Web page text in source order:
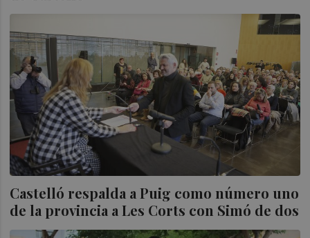
Castelló respalda a Puig como número uno
de la provincia a Les Corts con Simó de dos